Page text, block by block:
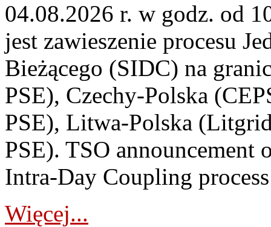
04.08.2026 r. w godz. od
jest zawieszenie procesu
Bieżącego (SIDC) na
PSE), Czechy-Polska
PSE), Litwa-Polska
PSE). TSO announcement
Intra-Day Coupling
Więcej...